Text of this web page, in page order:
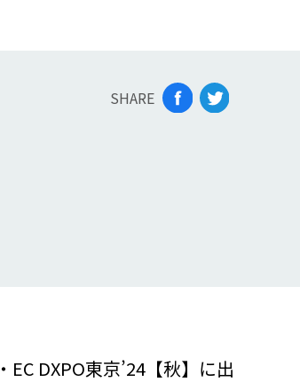
SHARE
DXPO東京’24【秋】に出